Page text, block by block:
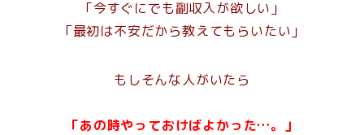
「今すぐにでも副収入が欲しい」
「最初は不安だから教えてもらいたい」
もしそんな人がいたら
「あの時やっておけばよかった…。」